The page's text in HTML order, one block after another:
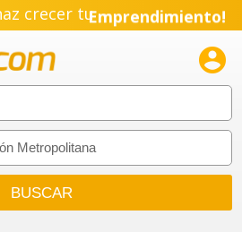
crecer tuEmprendimiento!
